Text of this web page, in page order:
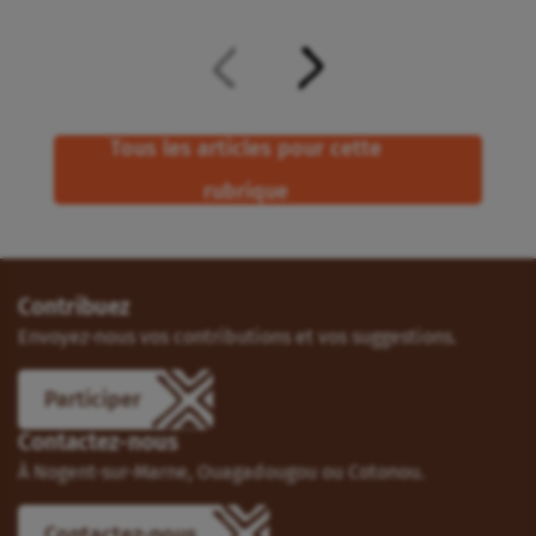
Tous les articles pour cette
rubrique
Contribuez
Envoyez-nous vos contributions et vos suggestions.
Participer
Contactez-nous
À Nogent-sur-Marne, Ouagadougou ou Cotonou.